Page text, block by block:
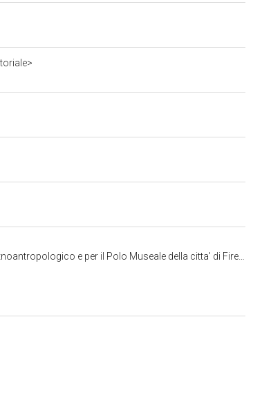
e per il Polo Museale della citta' di Firenze